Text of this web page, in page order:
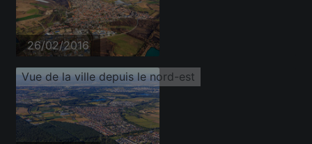
26/02/2016
Vue de la ville depuis le nord-est